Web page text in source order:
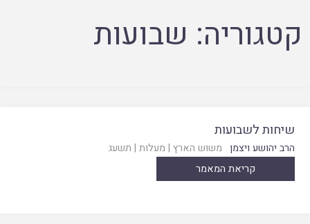
קטגוריה: שבועות
שיחות לשבועות
הרב יהושע ויצמן משוש הארץ | מעלות | תשעג
קריאת המאמר